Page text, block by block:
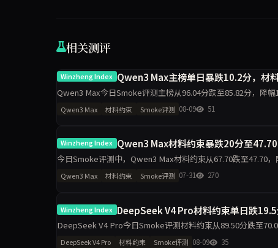
相关测评
Winzheng Index Qwen3 Max主榜单日暴跌10.2分，材
Qwen3 Max今日Smoke评测主榜从96.04分跌至85.82分，降
表达侧榜反升32.2分。数据指
Qwen3 Max 材料约束 Smoke评测 08-09 51
Winzheng Index Qwen3 Max材料约束暴跌20分至
今日Smoke评测中，Qwen3 Max材料约束从67.70跌至47.70
断降16.6分，任务表达
Qwen3 Max 材料约束 Smoke评测 07-31 270
Winzheng Index DeepSeek V4 Pro材料约束单日跌
DeepSeek V4 Pro今日Smoke评测材料约束从89.50分跌至
动需重点关注。
DeepSeek V4 Pro 材料约束 Smoke评测 08-09 35